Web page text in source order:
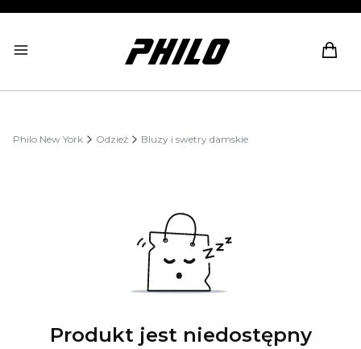
Philo New York Odzież Bluzy i swetry damskie
Produkt jest niedostępny